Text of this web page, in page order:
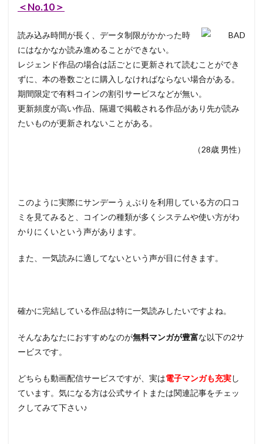
＜No.10＞
読み込み時間が長く、データ制限がかかった時
にはなかなか読み進めることができない。
レジェンド作品の場合は話ごとに更新されて読むことができ
ずに、本の巻数ごとに購入しなければならない場合がある。
期間限定で有料コインの割引サービスなどが無い。
更新頻度が高い作品、隔週で掲載される作品があり先が読み
たいものが更新されないことがある。
（28歳 男性）
このように実際にサンデーうぇぶりを利用している方の口コ
ミを見てみると、コインの種類が多くシステムや使い方がわ
かりにくいという声があります。
また、一気読みに適してないという声が目に付きます。
確かに完結している作品は特に一気読みしたいですよね。
そんなあなたにおすすめなのが無料マンガが豊富な以下の2サ
ービスです。
どちらも動画配信サービスですが、実は電子マンガも充実し
ています。気になる方は公式サイトまたは関連記事をチェッ
クしてみて下さい♪